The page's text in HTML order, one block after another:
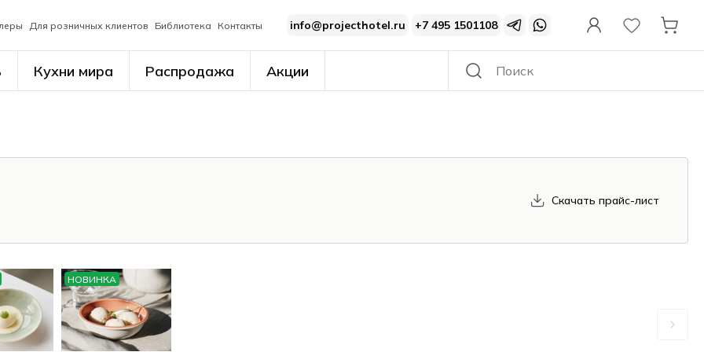
Для розничных клиентов Библиотека Контакты info@projecthotel.ru +7 495 1501108
Кухни мира Распродажа Акции
Скачать прайс-лист
НОВИНКА